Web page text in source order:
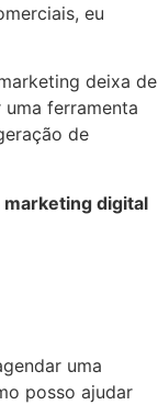
eu
deixa de
ferramenta
de
marketing digital
uma
posso ajudar